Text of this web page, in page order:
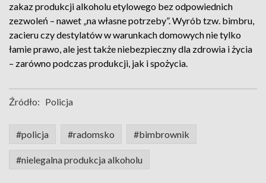
zakaz produkcji alkoholu etylowego bez odpowiednich
zezwoleń – nawet „na własne potrzeby”. Wyrób tzw. bimbru,
zacieru czy destylatów w warunkach domowych nie tylko
łamie prawo, ale jest także niebezpieczny dla zdrowia i życia
– zarówno podczas produkcji, jak i spożycia.
Źródło: Policja
#policja #radomsko #bimbrownik
#nielegalna produkcja alkoholu